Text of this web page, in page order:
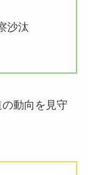
沙汰
動向を見守